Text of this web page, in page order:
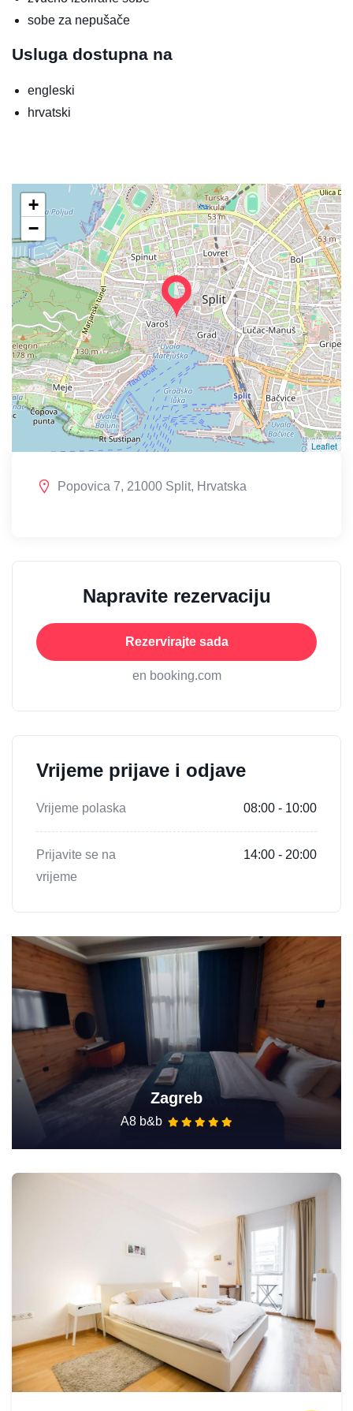
sobe za nepušače
Usluga dostupna na
engleski
hrvatski
+
−
Leaflet
Popovica 7, 21000 Split, Hrvatska
Napravite rezervaciju
Rezervirajte sada
en booking.com
Vrijeme prijave i odjave
Vrijeme polaska 08:00 - 10:00
Prijavite se na
vrijeme
14:00 - 20:00
Zagreb
A8 b&b